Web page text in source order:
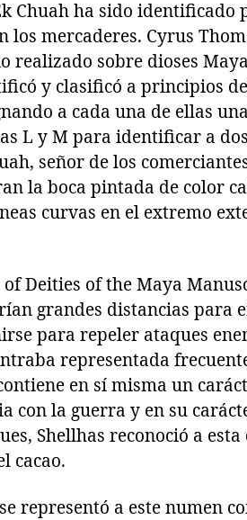
Chuah ha sido
los mercaderes. Cyrus
realizado sobre dioses
y clasificó a principios
a cada una de ellas
L y M para identificar a
señor de los
la boca pintada de color
curvas en el extremo
Deities of the Maya
grandes distancias para
para repeler ataques
representada
en sí misma un
con la guerra y en su
Shellhas reconoció a
cacao.
representó a este numen